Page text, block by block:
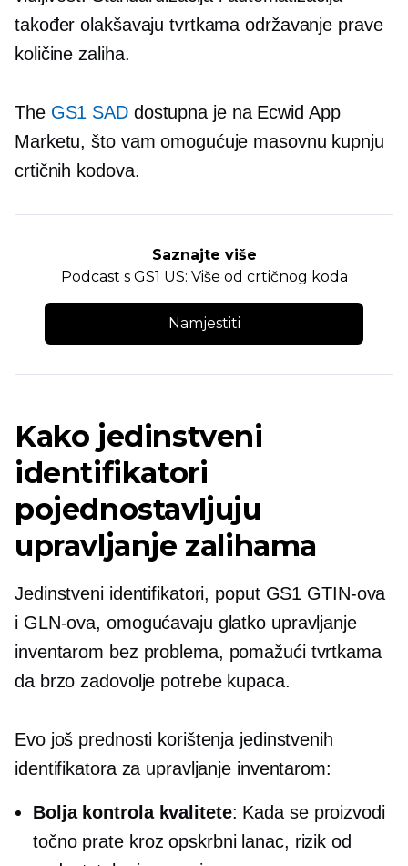
također olakšavaju tvrtkama održavanje prave
količine zaliha.
The GS1 SADdostupna je na Ecwid App
Marketu, što vam omogućuje masovnu kupnju
crtičnih kodova.
Saznajte više
Podcast s GS1 US: Više od crtičnog koda
Namjestiti
Kako jedinstveni
identifikatori
pojednostavljuju
upravljanje zalihama
Jedinstveni identifikatori, poput GS1 GTIN-ova
i GLN-ova, omogućavaju glatko upravljanje
inventarom bez problema, pomažući tvrtkama
da brzo zadovolje potrebe kupaca.
Evo još prednosti korištenja jedinstvenih
identifikatora za upravljanje inventarom:
Bolja kontrola kvalitete: Kada se proizvodi
točno prate kroz opskrbni lanac, rizik od